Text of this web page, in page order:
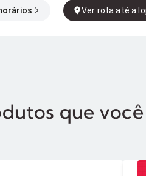
95350-000,
Ver rota até a
que